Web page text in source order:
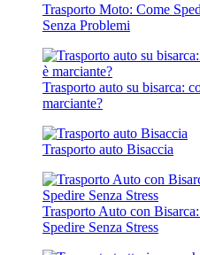
Trasporto Moto: Come
Senza Problemi
Trasporto auto su bisarca:
marciante?
Trasporto auto Bisaccia
Trasporto Auto con
Spedire Senza Stress